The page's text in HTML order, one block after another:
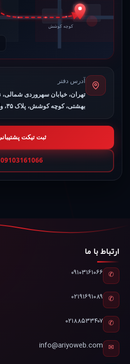
کوچه کوشش
آدرس دفتر
تهران، خیابان سهروردی شمالی،
بهشتی، کوچه کوشش، پلاک ۳۵، واحد ۲
ثبت تیکت
09103161066
ارتباط با ما
✆ ۰۹۱۰۳۱۶۱۰۶۶
✆ ۰۲۱۹۱۶۹۱۰۸۹
✆ ۰۲۱۸۸۵۳۳۴۰۷
✉
info@ariyoweb.com